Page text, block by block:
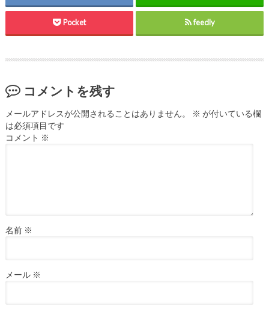
Pocket feedly
コメントを残す
メールアドレスが公開されることはありません。 ※ が付いている欄
は必須項目です
コメント ※
名前 ※
メール ※